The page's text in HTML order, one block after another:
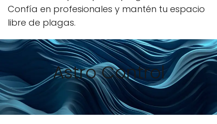
Confía en profesionales y mantén tu espacio
libre de plagas.
Astro Control